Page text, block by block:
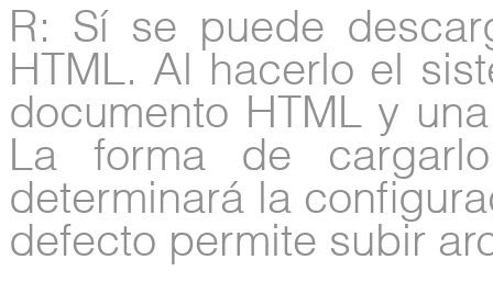
R: Sí se puede
HTML. Al hacerlo el
documento HTML y
La forma de
determinará la
defecto permite subir